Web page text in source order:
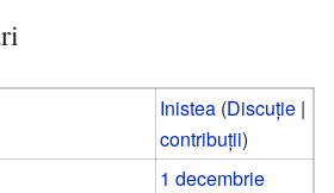
Inistea (Discuție |
contribuții)
1 decembrie